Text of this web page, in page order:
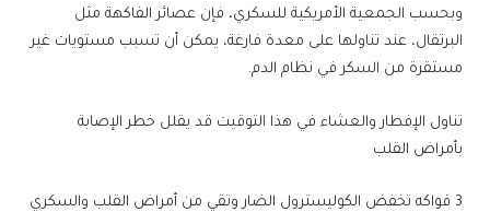
وبحسب الجمعية الأمريكية للسكري، فإن عصائر الفاكهة مثل
البرتقال، عند تناولها على معدة فارغة، يمكن أن تسبب مستويات غير
مستقرة من السكر في نظام الدم.
تناول الإفطار والعشاء في هذا التوقيت قد يقلل خطر الإصابة
بأمراض القلب
3 فواكه تخفض الكوليسترول الضار وتقي من أمراض القلب والسكري